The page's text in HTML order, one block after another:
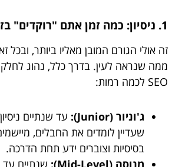
1. ניסיון: כמה זמן אתם "רוקדים" בזירה הזו?
זה אולי הגורם המובן מאליו ביותר, ובכל
ממה שנראה לעין. בדרך כלל, נהוג
SEO לכמה רמות:
ג'וניור (Junior):
עד שנתיים
שעדיין לומדים את החבלים,
בסיסיות וצוברים ידע תחת הדרכה.
מנוסה (Mid-Level):
שנתיים